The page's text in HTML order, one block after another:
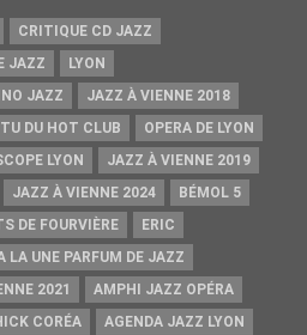
CRITIQUE CD JAZZ
JAZZ
LYON
JAZZ
JAZZ À VIENNE 2018
DU HOT CLUB
OPERA DE LYON
LYON
JAZZ À VIENNE 2019
JAZZ À VIENNE 2024
BÉMOL 5
DE FOURVIÈRE
ERIC
LA UNE PARFUM DE JAZZ
2021
AMPHI JAZZ OPÉRA
CORÉA AGENDA JAZZ LYON